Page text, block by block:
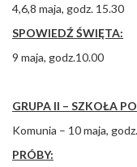
4,6,8 maja, godz. 15.30
SPOWIEDŹ ŚWIĘTA:
9 maja, godz.10.00
GRUPA II – SZKOŁA
Komunia – 10 maja,
PRÓBY: